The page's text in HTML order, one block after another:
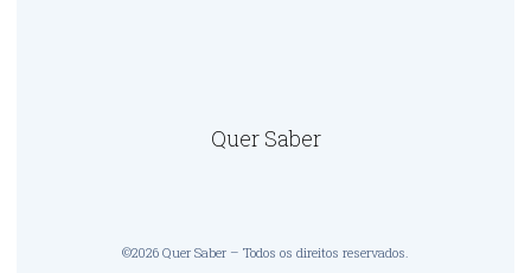
Quer Saber
©2026 Quer Saber – Todos os direitos reservados.